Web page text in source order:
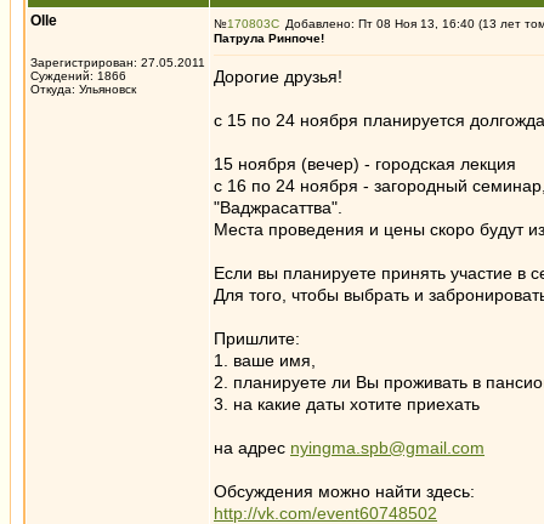
Olle
Зарегистрирован: 27.05.2011
Суждений: 1866
Откуда: Ульяновск
№170803
Добавлено: Пт 08 Ноя 13, 16:40 (13 лет
Патрула Ринпоче!
Дорогие друзья!
с 15 по 24 ноября планируется
15 ноября (вечер) - городская лекция
с 16 по 24 ноября - загородный
"Ваджрасаттва".
Места проведения и цены скоро будут
Если вы планируете принять участие в
Для того, чтобы выбрать и
Пришлите:
1. ваше имя,
2. планируете ли Вы проживать в
3. на какие даты хотите приехать
на адрес nyingma.spb@gmail.com
Обсуждения можно найти здесь:
http://vk.com/event60748502